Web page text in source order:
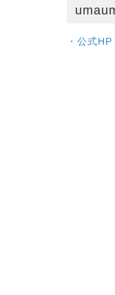
・公式HP